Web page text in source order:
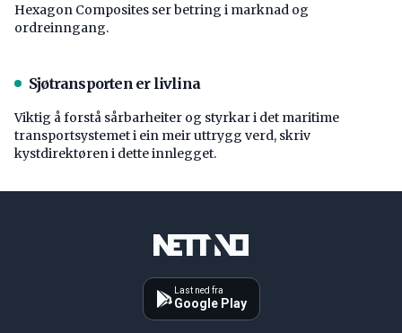
Hexagon Composites ser betring i marknad og
ordreinngang.
Sjøtransporten er livlina
Viktig å forstå ­sårbarheiter og styrkar i det maritime
transport­systemet i ein meir uttrygg verd, skriv
kystdirektøren i dette innlegget.
Last ned fra
Google Play